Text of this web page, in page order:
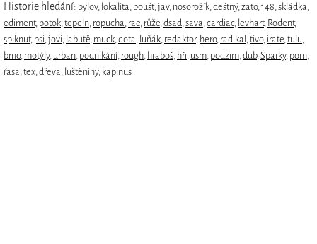
Historie hledání: pylov, lokalita, poušť,jav, nosorožík,deštný,zato,148,skládka,
ediment, potok,tepeln, ropucha, rae, růže,dsad,sava,cardiac, levhart, Rodent,
spiknut, psi,jovi, labutě, muck,dota, luňák, redaktor, hero, radikal ,tivo, irate,tulu,
brno, motýly, urban, podnikání, rough, hraboš, hři, usm, podzim,dub,Sparky, porn,
ŕasa,tex,dřeva, luštěniny, kapinus